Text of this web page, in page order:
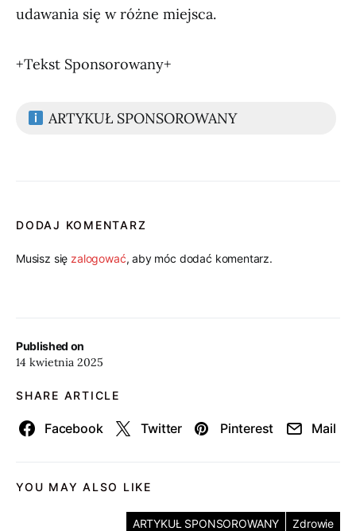
Published on
14 kwietnia 2025
SHARE ARTICLE
Facebook Twitter Pinterest Mail
udawania się w różne miejsca.
+Tekst Sponsorowany+
ARTYKUŁ SPONSOROWANY
DODAJ KOMENTARZ
Musisz się zalogować, aby móc dodać komentarz.
YOU MAY ALSO LIKE
ARTYKUŁ SPONSOROWANY Zdrowie